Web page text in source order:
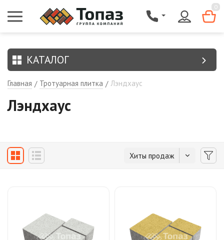
0
КАТАЛОГ
Главная / Тротуарная плитка / Лэндхаус
Лэндхаус
Хиты продаж